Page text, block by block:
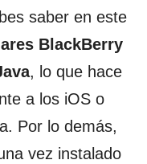
saber en este
BlackBerry
, lo que hace
a los iOS o
Por lo demás,
vez instalado